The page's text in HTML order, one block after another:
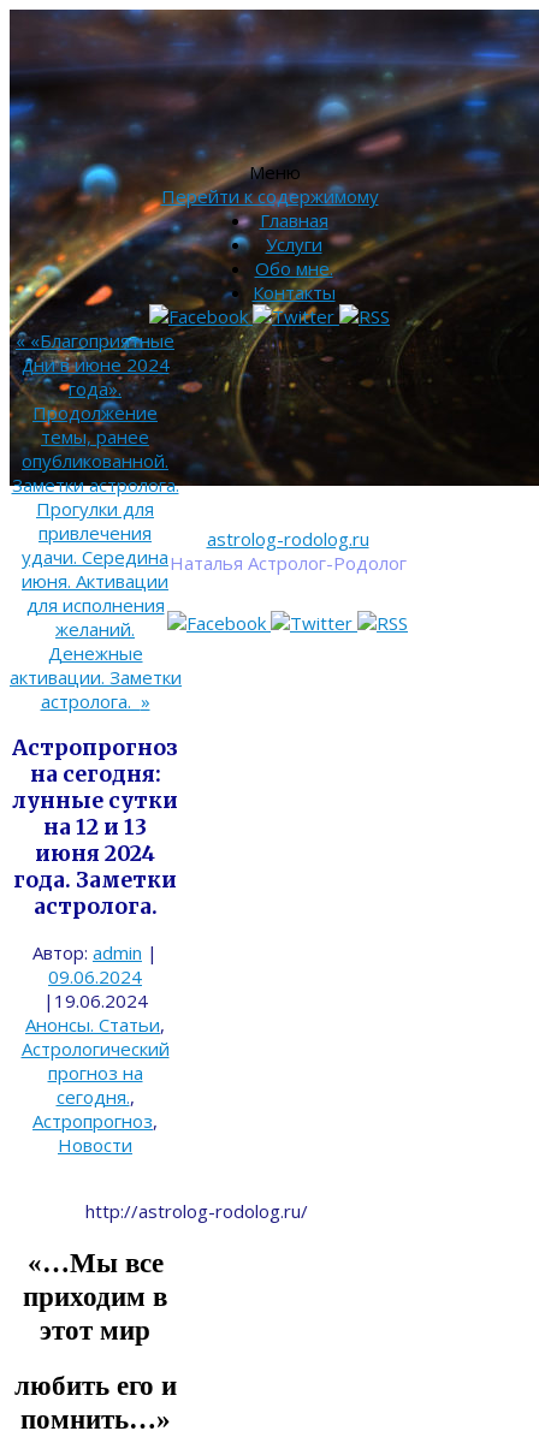
astrolog-rodolog.ru
Наталья Астролог-Родолог
Меню
Перейти к содержимому
Главная
Услуги
Обо мне.
Контакты
««Благоприятные
дни в июне 2024
года».
Продолжение
темы, ранее
опубликованной.
Заметки астролога.
Прогулки для
привлечения
удачи. Середина
июня. Активации
для исполнения
желаний.
Денежные
активации. Заметки
астролога. »
Астропрогноз
на сегодня:
лунные сутки
на 12 и 13
июня 2024
года. Заметки
астролога.
Автор: admin |
09.06.2024
| 19.06.2024
Анонсы. Статьи,
Астрологический
прогноз на
сегодня.,
Астропрогноз,
Новости
http://astrolog-rodolog.ru/
«…Мы все
приходим в
этот мир
любить его и
помнить…»